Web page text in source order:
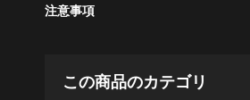
注意事項
この商品のカテゴリ